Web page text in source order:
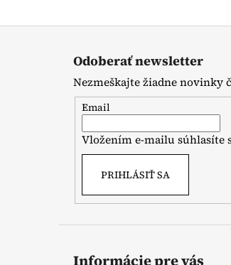
Odoberať newsletter
Nezmeškajte žiadne novinky
Email
Vložením e-mailu súhlasíte
PRIHLÁSIŤ SA
Informácie pre vás